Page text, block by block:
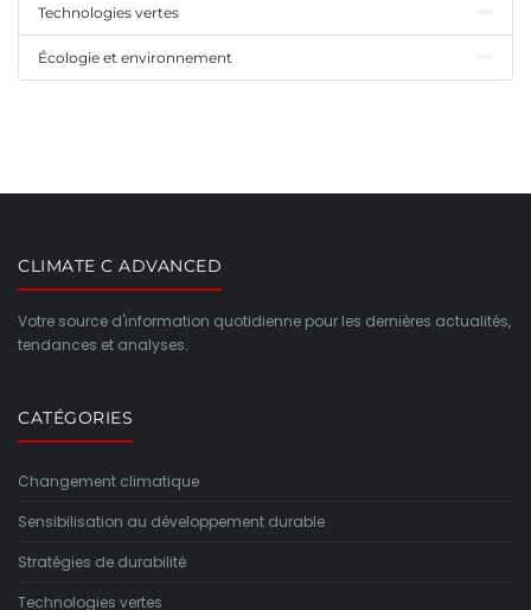
Technologies vertes
Écologie et environnement
CLIMATE C ADVANCED
Votre source d'information quotidienne pour les dernières actualités,
tendances et analyses.
CATÉGORIES
Changement climatique
Sensibilisation au développement durable
Stratégies de durabilité
Technologies vertes